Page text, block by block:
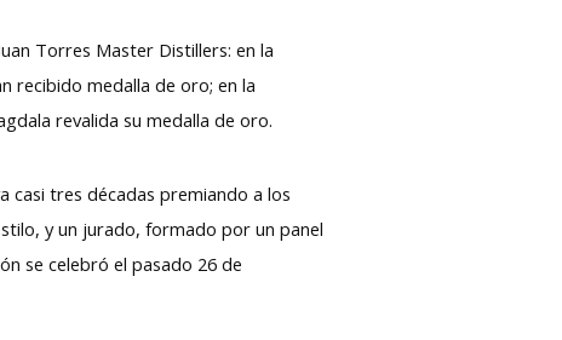
Torres Master Distillers: en la
recibido medalla de oro; en la
revalida su medalla de oro.
casi tres décadas premiando a los
y un jurado, formado por un panel
se celebró el pasado 26 de